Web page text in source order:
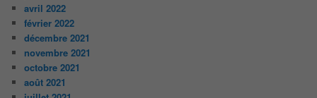
avril 2022
février 2022
décembre 2021
novembre 2021
octobre 2021
août 2021